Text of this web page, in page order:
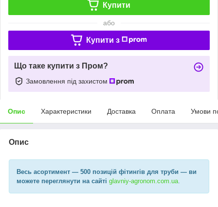
Купити
або
Купити з
Що таке купити з Пром?
Замовлення під захистом
Опис Характеристики Доставка Оплата Умови
Опис
Весь асортимент — 500 позицій фітингів для труби — ви
можете переглянути на сайті glavniy-agronom.com.ua​